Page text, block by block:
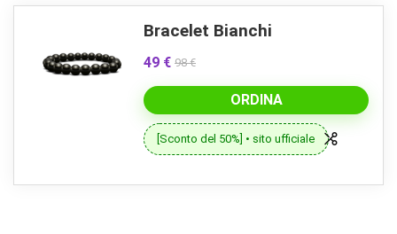
Bracelet Bianchi
49 € 98 €
ORDINA
[Sconto del 50%] • sito ufficiale